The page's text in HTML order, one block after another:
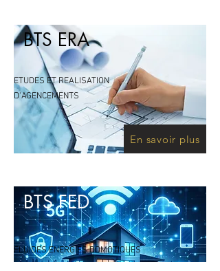
ETUDES ET REALISATION
D'AGENCEMENTS
BTS ERA
En savoir plus
FLUIDES ENERGIES DOMOTIQUES
BTS FED